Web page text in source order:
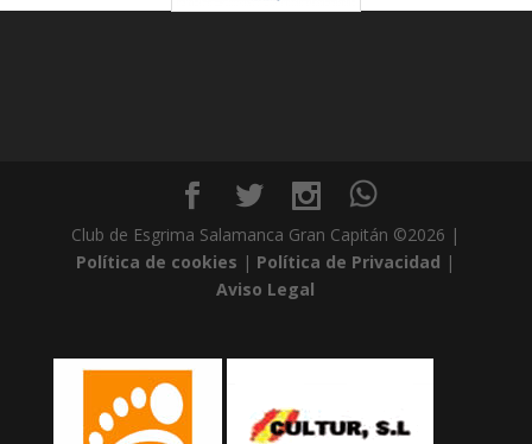
Club de Esgrima Salamanca Gran Capitán ©2026 |
Política de cookies | Política de Privacidad |
Aviso Legal